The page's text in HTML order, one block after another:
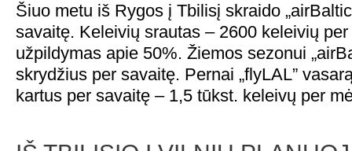
Šiuo metu iš Rygos į Tbilisį skraido
savaitę. Keleivių srautas – 2600 keleivių
užpildymas apie 50%. Žiemos sezonui
skrydžius per savaitę. Pernai „flyLAL”
kartus per savaitę – 1,5 tūkst. keleivų per